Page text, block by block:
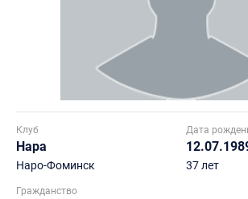
Клуб
Нара
Наро-Фоминск
Дата
37 лет
Гражданство